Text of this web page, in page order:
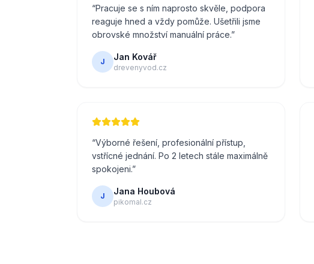
“Pracuje se s ním naprosto skvěle, podpora
reaguje hned a vždy pomůže. Ušetřili jsme
obrovské množství manuální práce.”
J Jan Kovář
drevenyvod.cz
“Výborné řešení, profesionální přístup,
vstřícné jednání. Po 2 letech stále maximálně
spokojeni.”
J Jana Houbová
pikomal.cz